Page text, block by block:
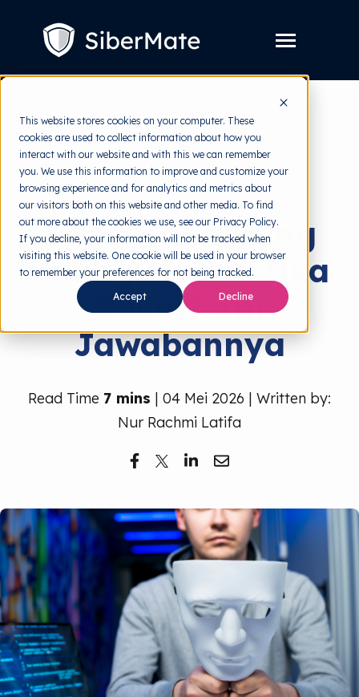
This website stores cookies on your computer. These
cookies are used to collect information about how you
interact with our website and with this we can remember
you. We use this information to improve and customize your
browsing experience and for analytics and metrics about
our visitors both on this website and other media. To find
out more about the cookies we use, see our Privacy Policy.
If you decline, your information will not be tracked when
visiting this website. One cookie will be used in your browser
to remember your preferences for not being tracked.
Accept Decline
Toggle
children
for
Layanan
Harga
Resources Toggle
children
for
Resources
Tools Gratis Toggle
children
for
Tools
Gratis
Tentang
Coba Gratis
back to HRMI
Keamanan Data
Data Mana yang
Paling Mahal Jika
Bocor? Ini
Jawabannya
Read Time 7 mins | 04 Mei 2026 | Written by:
Nur Rachmi Latifa